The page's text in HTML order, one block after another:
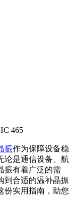
465
振作为保障设备稳
论是通信设备、航
振有着广泛的需
到合适的温补晶振
份实用指南，助您